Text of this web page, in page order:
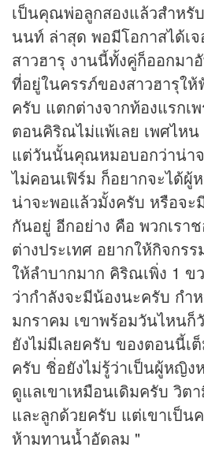
เป็นคุณพ่อลูกสองแล้วสำหรั
นนท์ ล่าสุด พอมีโอกาสได้เ
สาวฮารุ งานนี้ทั้งคู่ก็ออกมา
ที่อยู่ในครรภ์ของสาวฮารุใ
ครับ แตกต่างจากท้องแรกเ
ตอนคิริณไม่แพ้เลย เพศไหน
แต่วันนั้นคุณหมอบอกว่าน่า
ไม่คอนเฟิร์ม ก็อยากจะได้
น่าจะพอแล้วมั้งครับ หรือจ
กันอยู่ อีกอย่าง คือ พวกเรา
ต่างประเทศ อยากให้กิจกร
ให้ลำบากมาก คิริณเพิ่ง 1 ข
ว่ากำลังจะมีน้องนะครับ กำ
มกราคม เขาพร้อมวันไหน
ยังไม่มีเลยครับ ของตอนนี้เ
ครับ ชิ่อยังไม่รู้ว่าเป็นผู้หญิง
ดูแลเขาเหมือนเดิมครับ วิต
และลูกด้วยครับ แต่เขาเป็น
ห้ามทานน้ำอัดลม "